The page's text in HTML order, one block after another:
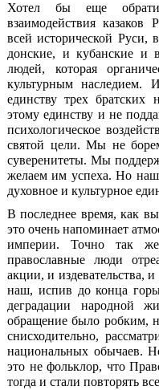
Хотел бы еще
взаимодействия
всей исторической
донские, и кубанские и
людей, которая
культурным наследием.
единству трех братских
этому единству и не
психологическое
святой цели. Мы не
суверенитеты. Мы
желаем им успеха. Но
духовное и культурное
В последнее время, как
это очень напоминает
империи. Точно так
православные люди
акции, и издевательства,
наш, испив до конца
деградации народной
обращение было робким,
снисходительно,
национальных обычаев.
это не фольклор, что
тогда и стали повторять